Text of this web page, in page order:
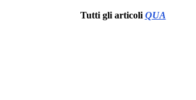
Tutti gli articoli QUA